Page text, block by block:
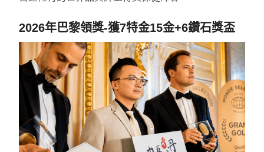
2026年巴黎領獎-獲7特金15金+6鑽石獎盃